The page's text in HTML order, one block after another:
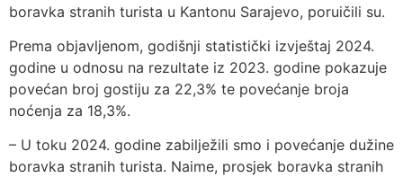
boravka stranih turista u Kantonu Sarajevo, poruičili su.
Prema objavljenom, godišnji statistički izvještaj 2024.
godine u odnosu na rezultate iz 2023. godine pokazuje
povećan broj gostiju za 22,3% te povećanje broja
noćenja za 18,3%.
– U toku 2024. godine zabilježili smo i povećanje dužine
boravka stranih turista. Naime, prosjek boravka stranih